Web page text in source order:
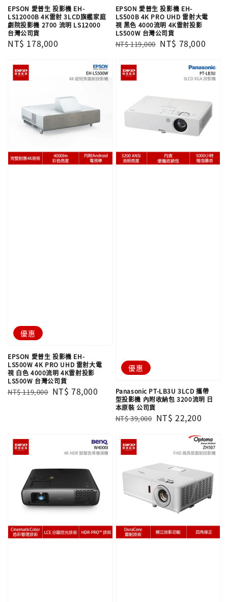
EPSON 愛普生 投影機 EH-
LS12000B​ 4K雷射 3LCD旗艦家庭
劇院投影機 2700 流明 LS12000​
台灣公司貨
Regular
NT$ 178,000
EPSON 愛普生 投影機 EH-
LS500B​ 4K PRO UHD 雷射大電
視 黑色 4000流明 4K雷射投影
LS500W​ 台灣公司貨
Regular
NT$ 119,000 Sale
NT$ 78,000
優惠
EPSON 愛普生 投影機 EH-
LS500W​ 4K PRO UHD 雷射大電
視 白色 4000流明 4K雷射投影
LS500W​ 台灣公司貨
Regular
NT$ 119,000 Sale
NT$ 78,000
優惠
Panasonic PT-LB3U 3LCD 攜帶
型投影機 內附收納包 3200流明 日
本原裝 公司貨
Regular
NT$ 39,000 Sale
NT$ 22,200